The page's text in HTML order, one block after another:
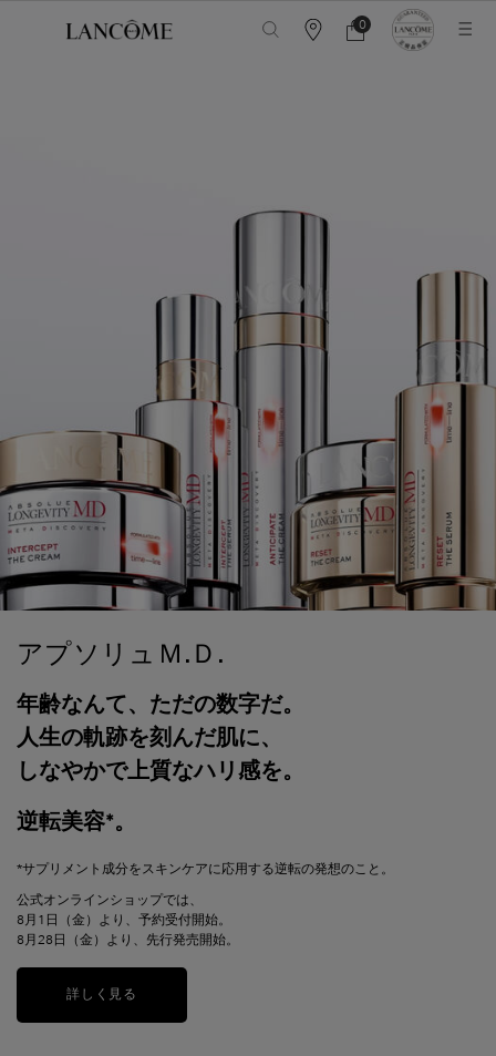
カ
ランコ
カ
0
0 カート内の製品
アプソリュＭ.Ｄ.
年齢なんて、ただの数字だ。
人生の軌跡を刻んだ肌に、
しなやかで上質なハリ感を。
逆転美容*。
*サプリメント成分をスキンケアに応用する逆転の発想のこと。
公式オンラインショップでは、
8月1日（金）より、予約受付開始。
8月28日（金）より、先行発売開始。
詳しく見る